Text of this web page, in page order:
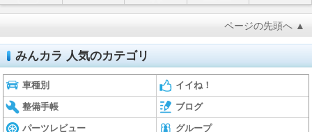
ページの先頭へ ▲
みんカラ 人気のカテゴリ
車種別 イイね！
整備手帳 ブログ
パーツレビュー グループ